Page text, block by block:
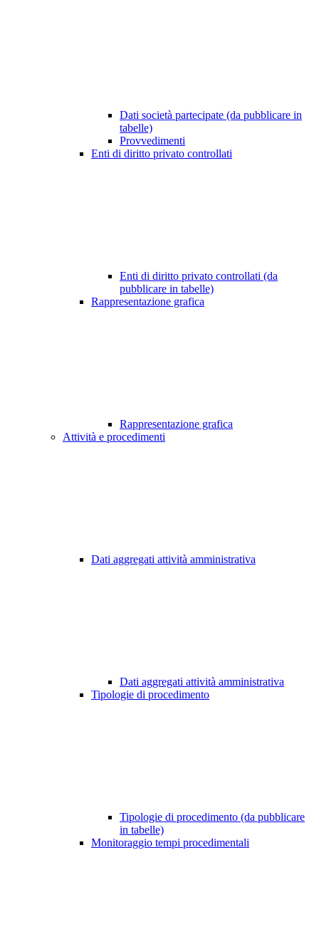
Dati società partecipate (da pubblicare in
tabelle)
Provvedimenti
Enti di diritto privato controllati
Enti di diritto privato controllati (da
pubblicare in tabelle)
Rappresentazione grafica
Rappresentazione grafica
Attività e procedimenti
Dati aggregati attività amministrativa
Dati aggregati attività amministrativa
Tipologie di procedimento
Tipologie di procedimento (da pubblicare
in tabelle)
Monitoraggio tempi procedimentali